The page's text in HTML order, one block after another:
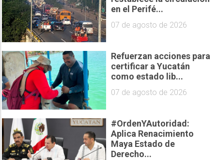
en el Perifé...
07 de agosto de 2026
Refuerzan acciones para
certificar a Yucatán
como estado lib...
07 de agosto de 2026
#OrdenYAutoridad:
Aplica Renacimiento
Maya Estado de
Derecho...